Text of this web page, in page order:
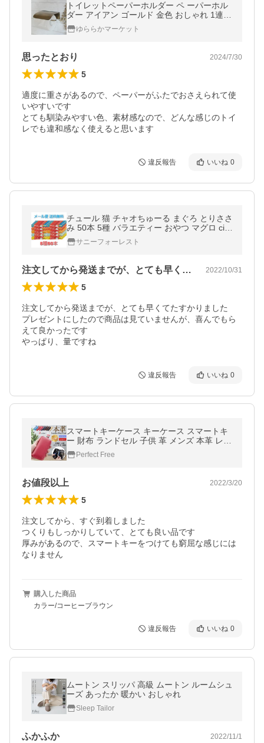
トイレットペーパーホルダー ペ ーパーホル
ダー アイアン ゴールド 金色 おしゃれ 1連 1
個『CREERアイアントイレットペーパーホ
ルダーGD 』
ゆららかマーケット
思ったとおり 2024/7/30
5
適度に重さがあるので、ペーパーがふたでおさえられて使
いやすいです
とても馴染みやすい色、素材感なので、どんな感じのトイ
レでも違和感なく使えると思います
違反報告 いいね 0
チュール 猫 チャオちゅーる まぐろ とりささ
み 50本 5種 バラエティー おやつ マグロ cia
o 水分補給 いなば お試し 訳あり
サニーフォーレスト
注文してから発送までが、とても早くてた… 2022/10/31
5
注文してから発送までが、とても早くてたすかりました
プレゼントにしたので商品は見ていませんが、喜んでもら
えて良かったです
やっぱり、量ですね
違反報告 いいね 0
スマートキーケース キーケース スマートキ
ー 財布 ランドセル 子供 革 メンズ 本革 レデ
ィース ランドセルキーケース
Perfect Free
お値段以上 2022/3/20
5
注文してから、すぐ到着しました
つくりもしっかりしていて、とても良い品です
厚みがあるので、スマートキーをつけても窮屈な感じには
なりません
購入した商品
カラー/コーヒーブラウン
違反報告 いいね 0
ムートン スリッパ 高級 ムートン ルームシュ
ーズ あったか 暖かい おしゃれ
Sleep Tailor
ふかふか 2022/11/1